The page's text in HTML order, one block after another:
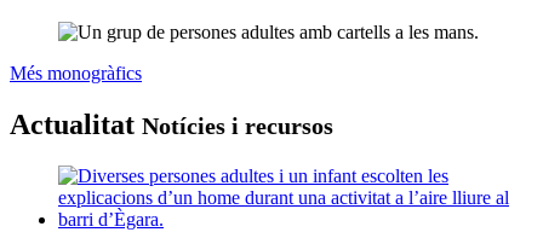
Més monogràfics
Xarxanet
Entitats
Actualitat Notícies i recursos